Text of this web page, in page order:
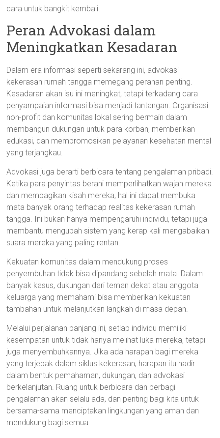
cara untuk bangkit kembali.
Peran Advokasi dalam
Meningkatkan Kesadaran
Dalam era informasi seperti sekarang ini, advokasi
kekerasan rumah tangga memegang peranan penting.
Kesadaran akan isu ini meningkat, tetapi terkadang cara
penyampaian informasi bisa menjadi tantangan. Organisasi
non-profit dan komunitas lokal sering bermain dalam
membangun dukungan untuk para korban, memberikan
edukasi, dan mempromosikan pelayanan kesehatan mental
yang terjangkau.
Advokasi juga berarti berbicara tentang pengalaman pribadi.
Ketika para penyintas berani memperlihatkan wajah mereka
dan membagikan kisah mereka, hal ini dapat membuka
mata banyak orang terhadap realitas kekerasan rumah
tangga. Ini bukan hanya mempengaruhi individu, tetapi juga
membantu mengubah sistem yang kerap kali mengabaikan
suara mereka yang paling rentan.
Kekuatan komunitas dalam mendukung proses
penyembuhan tidak bisa dipandang sebelah mata. Dalam
banyak kasus, dukungan dari teman dekat atau anggota
keluarga yang memahami bisa memberikan kekuatan
tambahan untuk melanjutkan langkah di masa depan.
Melalui perjalanan panjang ini, setiap individu memiliki
kesempatan untuk tidak hanya melihat luka mereka, tetapi
juga menyembuhkannya. Jika ada harapan bagi mereka
yang terjebak dalam siklus kekerasan, harapan itu hadir
dalam bentuk pemahaman, dukungan, dan advokasi
berkelanjutan. Ruang untuk berbicara dan berbagi
pengalaman akan selalu ada, dan penting bagi kita untuk
bersama-sama menciptakan lingkungan yang aman dan
mendukung bagi semua.